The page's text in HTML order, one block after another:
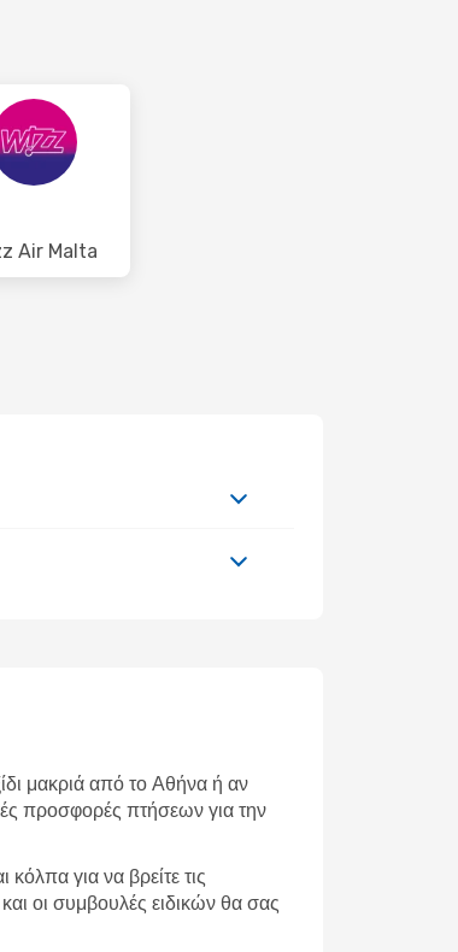
Air Malta
μακριά από το Αθήνα ή αν
προσφορές πτήσεων για την
κόλπα για να βρείτε τις
οι συμβουλές ειδικών θα σας